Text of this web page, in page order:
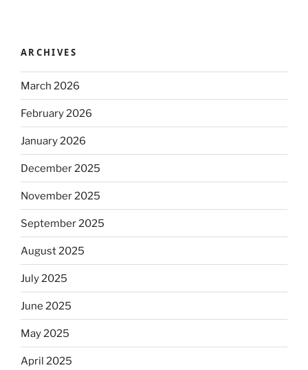
ARCHIVES
March 2026
February 2026
January 2026
December 2025
November 2025
September 2025
August 2025
July 2025
June 2025
May 2025
April 2025